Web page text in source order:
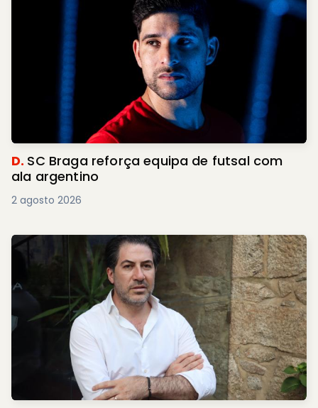
D. SC Braga reforça equipa de futsal com
ala argentino
2 agosto 2026